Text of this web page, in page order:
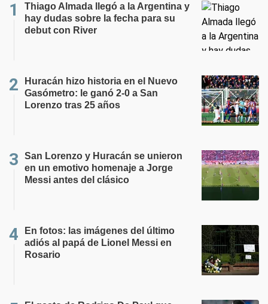
Thiago Almada llegó a la Argentina y
hay dudas sobre la fecha para su
debut con River
Huracán hizo historia en el Nuevo
Gasómetro: le ganó 2-0 a San
Lorenzo tras 25 años
San Lorenzo y Huracán se unieron
en un emotivo homenaje a Jorge
Messi antes del clásico
En fotos: las imágenes del último
adiós al papá de Lionel Messi en
Rosario